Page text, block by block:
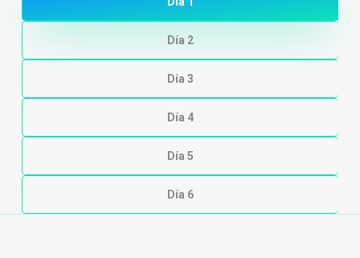
Día 2
Día 3
Día 4
Día 5
Día 6